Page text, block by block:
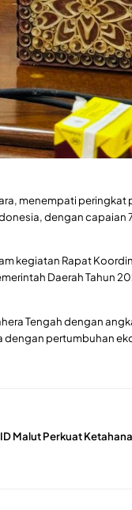
menempati peringkat
dengan capaian
kegiatan Rapat
Daerah Tahun
Tengah dengan
dengan pertumbuhan
Malut Perkuat